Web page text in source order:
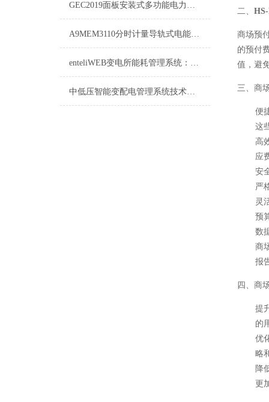
GEC2019面板安装式多功能电力仪表
A9MEM3110分时计量导轨式电能表-运输方式
enteliWEB变电所能耗管理系统：优化能源利用，实现绿色运营
中低压智能变配电管理系统技术参数
二、
商场预
的预付
值，避
三、商
便
这
高
应
安
严
灵
预
数
商
报
四、商
提
的
优
略
降
更